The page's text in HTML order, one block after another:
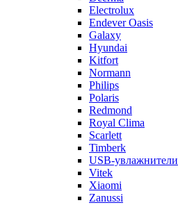
Electrolux
Endever Oasis
Galaxy
Hyundai
Kitfort
Normann
Philips
Polaris
Redmond
Royal Clima
Scarlett
Timberk
USB-увлажнители
Vitek
Xiaomi
Zanussi